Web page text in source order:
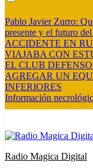
Pablo Javier Zurro:
presente y el futuro
ACCIDENTE EN
VIAJABA CON
EL CLUB
AGREGAR UN
INFERIORES
Información
Radio Magica Digital